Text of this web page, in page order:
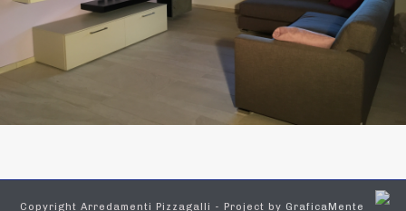
Copyright Arredamenti Pizzagalli - Project by GraficaMente